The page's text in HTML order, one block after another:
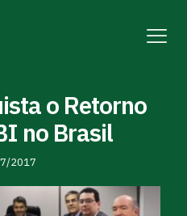
o Retorno
no Brasil
2017